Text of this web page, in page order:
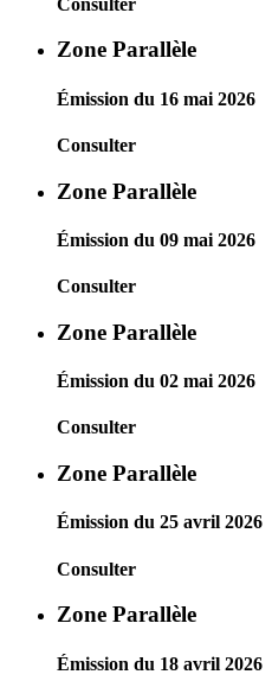
Zone Parallèle
Émission du 16 mai 2026
Consulter
Zone Parallèle
Émission du 09 mai 2026
Consulter
Zone Parallèle
Émission du 02 mai 2026
Consulter
Zone Parallèle
Émission du 25 avril 2026
Consulter
Zone Parallèle
Émission du 18 avril 2026